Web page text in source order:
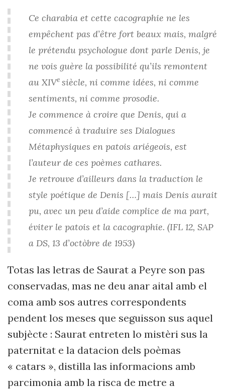
Ce charabia et cette cacographie ne les
empêchent pas d’être fort beaux mais, malgré
le prétendu psychologue dont parle Denis, je
ne vois guère la possibilité qu’ils remontent
au XIVe siècle, ni comme idées, ni comme
sentiments, ni comme prosodie.
Je commence à croire que Denis, qui a
commencé à traduire ses Dialogues
Métaphysiques en patois ariégeois, est
l’auteur de ces poèmes cathares.
Je retrouve d’ailleurs dans la traduction le
style poétique de Denis […] mais Denis aurait
pu, avec un peu d’aide complice de ma part,
éviter le patois et la cacographie. (IFL 12, SAP
a DS, 13 d’octòbre de 1953)
Totas las letras de Saurat a Peyre son pas
conservadas, mas ne deu anar aital amb el
coma amb sos autres correspondents
pendent los meses que seguisson sus aquel
subjècte : Saurat entreten lo mistèri sus la
paternitat e la datacion dels poèmas
« catars », distilla las informacions amb
parcimonia amb la risca de metre a